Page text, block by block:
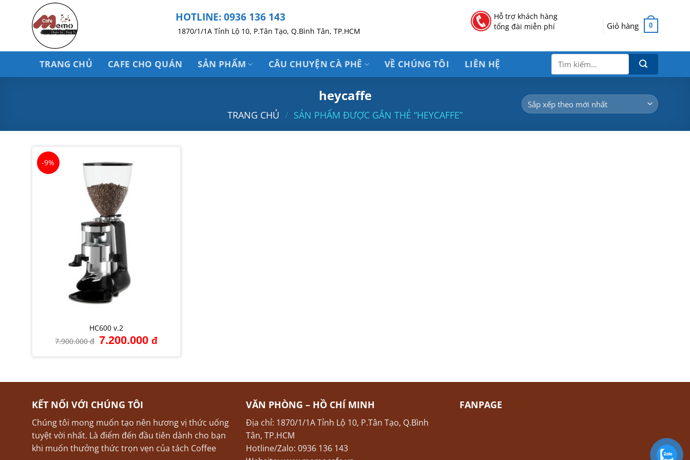
HOTLINE: 0936 136 143
1870/1/1A Tỉnh Lộ 10, P.Tân Tạo, Q.Bình Tân, TP.HCM
Hỗ trợ khách hàng
tổng đài miễn phí
Giỏ hàng 0
TRANG CHỦ CAFE CHO QUÁN SẢN PHẨM CÂU CHUYỆN CÀ PHÊ VỀ CHÚNG TÔI LIÊN HỆ
Tìm
kiếm:
heycaffe
TRANG CHỦ / SẢN PHẨM ĐƯỢC GẮN THẺ “HEYCAFFE”
-9%
HC600 v.2
7.900.000đ Giá
gốc
7.200.000 đGiá
hiện
KẾT NỐI VỚI CHÚNG TÔI
Chúng tôi mong muốn tạo nên hương vị thức uống
tuyệt vời nhất. Là điểm đến đầu tiên dành cho bạn
khi muốn thưởng thức trọn vẹn của tách Coffee
VĂN PHÒNG – HỒ CHÍ MINH
Địa chỉ: 1870/1/1A Tỉnh Lộ 10, P.Tân Tạo, Q.Bình
Tân, TP.HCM
Hotline/Zalo: 0936 136 143
FANPAGE